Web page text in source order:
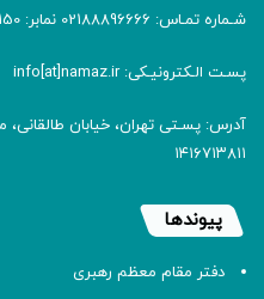
شـماره تمـاس: 02188896666 نمابر: 02188905150
پسـت الـکترونیـکی: info[at]namaz.ir
۱۴۱۶۷۱۳۸۱۱
پیوندها
دفتر مقام معظم رهبری